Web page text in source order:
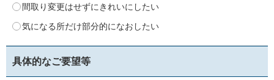
間取り変更はせずにきれいにしたい
気になる所だけ部分的になおしたい
具体的なご要望等